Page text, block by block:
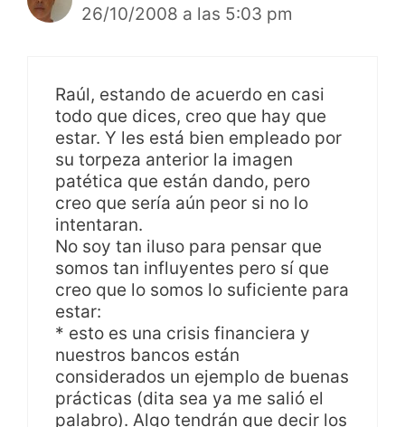
26/10/2008 a las 5:03 pm
Raúl, estando de acuerdo en casi
todo que dices, creo que hay que
estar. Y les está bien empleado por
su torpeza anterior la imagen
patética que están dando, pero
creo que sería aún peor si no lo
intentaran.
No soy tan iluso para pensar que
somos tan influyentes pero sí que
creo que lo somos lo suficiente para
estar:
* esto es una crisis financiera y
nuestros bancos están
considerados un ejemplo de buenas
prácticas (dita sea ya me salió el
palabro). Algo tendrán que decir los